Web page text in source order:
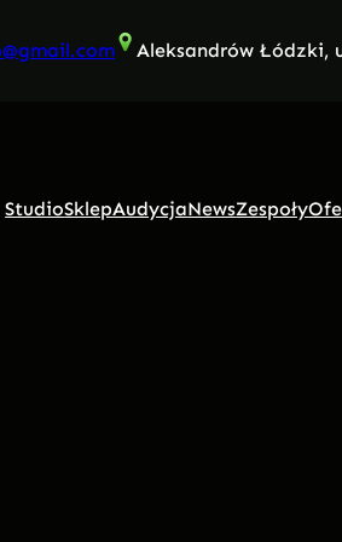
Aleksandrów Łódzki,
StudioSklepAudycjaNewsZespoły